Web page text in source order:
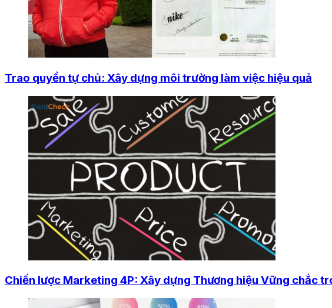
Trao quyền tự chủ: Xây dựng môi trường làm việc hiệu quả
Chiến lược Marketing 4P: Xây dựng Thương hiệu Vững chắc